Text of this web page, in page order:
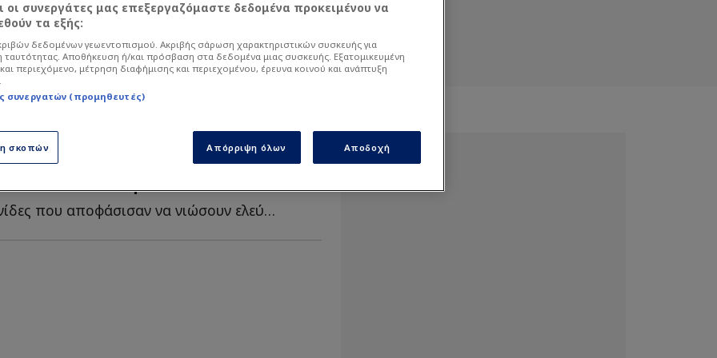
- 09:40
και 5 Ελληνίδες έβγαλαν το
αποκαλυπτική ΦΩΤΟ
Διάσημες Ελληνίδες που αποφάσισαν να νιώσουν ελεύθερα τ...
οι συνεργάτες μας επεξεργαζόμαστε δεδομένα προκειμένου να
τα εξής:
δεδομένων γεωεντοπισμού. Ακριβής σάρωση χαρακτηριστικών συσκευής για
ταυτότητας. Αποθήκευση ή/και πρόσβαση στα δεδομένα μιας συσκευής. Εξατομικευμένη
περιεχόμενο, μέτρηση διαφήμισης και περιεχομένου, έρευνα κοινού και ανάπτυξη
συνεργατών (προμηθευτές)
σκοπών Απόρριψη όλων Αποδοχή